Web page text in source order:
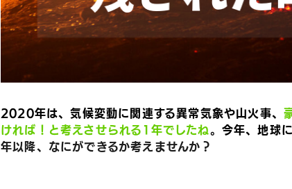
2020年は、気候変動に関連する異常気象や山火事、
ければ！と考えさせられる1年でしたね 。今年、地球
年以降、なにができるか考えませんか？